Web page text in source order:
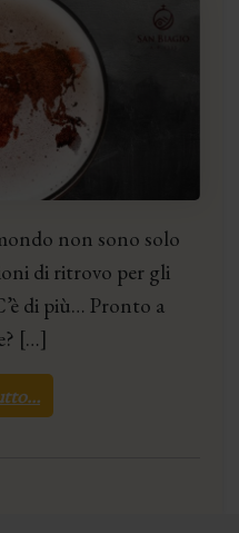
non sono solo
di ritrovo per gli
di più… Pronto a
[…]